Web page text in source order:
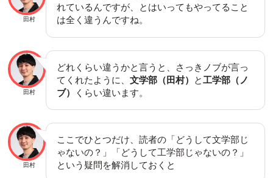
田村
れているんですが、とはいってもやってること
は全く違うんですね。
田村
どれくらい違うかと言うと、さっきノブが言っ
てくれたように、文学部（田村） と工学部（ノ
ブ）
くらい違います。
田村
ここでひとつだけ、読者の「どうして文学部じ
ゃないの？」「どうして工学部じゃないの？」
という疑問を解消しておくと